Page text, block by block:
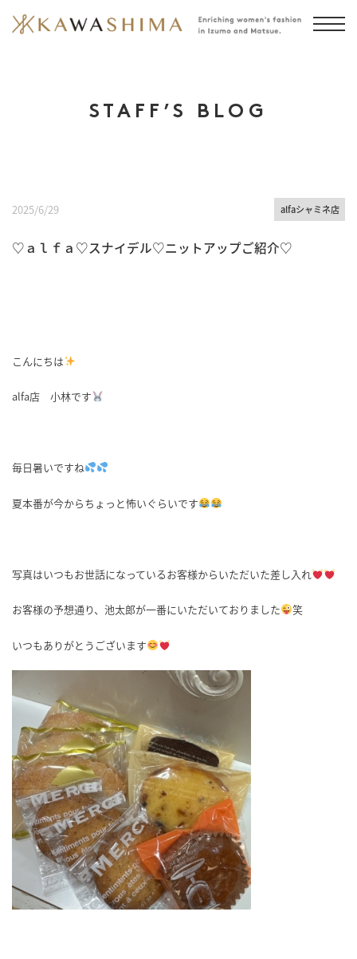
STAFF’S BLOG
2025/6/29 alfaシャミネ店
♡ａｌｆａ♡スナイデル♡ニットアップご紹介♡
こんにちは
alfa店 小林です
毎日暑いですね
夏本番が今からちょっと怖いぐらいです
写真はいつもお世話になっているお客様からいただいた差し入れ
お客様の予想通り、池太郎が一番にいただいておりました 笑
いつもありがとうございます